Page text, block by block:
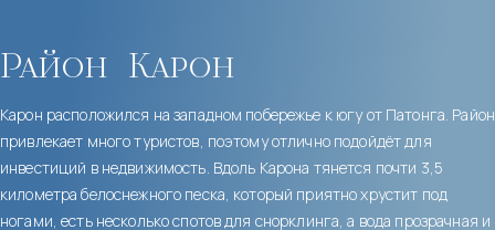
Район Карон
Карон расположился на западном побережье к югу от Патонга. Район
привлекает много туристов, поэтому отлично подойдёт для
инвестиций в недвижимость. Вдоль Карона тянется почти 3,5
километра белоснежного песка, который приятно хрустит под
ногами, есть несколько спотов для снорклинга, а вода прозрачная и